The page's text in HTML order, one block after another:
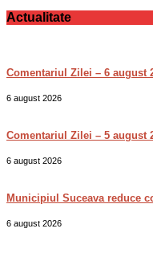
Actualitate
Comentariul Zilei – 6 august
6 august 2026
Comentariul Zilei – 5 august
6 august 2026
Municipiul Suceava reduce
6 august 2026